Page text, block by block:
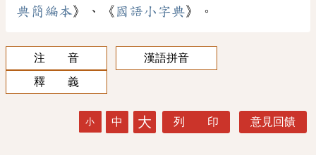
典簡編本》、《 國語小字典》。
注 音
漢語拼音
釋 義
小 中 大 列 印 意見回饋